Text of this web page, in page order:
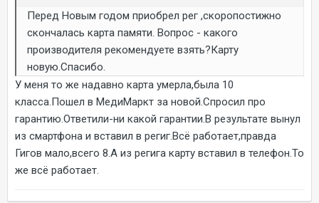
Перед Новым годом приобрел рег ,скоропостижно
скончалась карта памяти. Вопрос - какого
производителя рекомендуете взять?Карту
новую.Спасибо.
У меня то же надавно карта умерла,была 10
класса.Пошел в МедиМаркт за новой.Спросил про
гарантию.Ответили-ни какой гарантии.В результате вынул
из смартфона и вставил в региг.Всё работает,правда
Гигов мало,всего 8.А из регига карту вставил в телефон.То
же всё работает.